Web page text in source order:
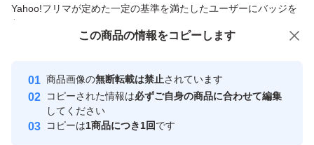
Yahoo!フリマが定めた一定の基準を満たしたユーザーにバッジを
付与しています
安心取引出品者
心・安全なユーザーです
取引実績
この商品の情報をコピーします
商品画像の無断転載は禁止されています
コピーされた情報は必ずご自身の商品に合わせて編集
してください
コピーは1商品につき1回です
この商品をみている人にオススメ